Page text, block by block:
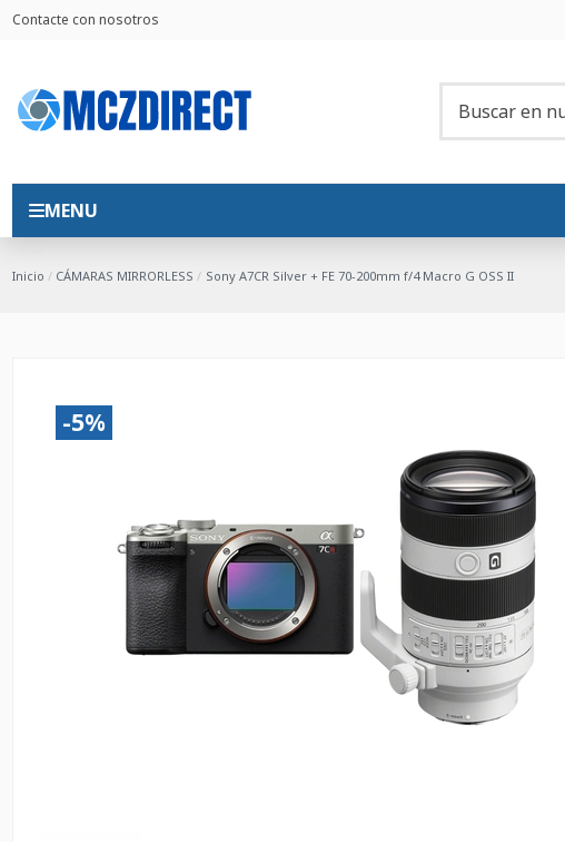
Contacte con nosotros
MENU
Inicio CÁMARAS MIRRORLESS Sony A7CR Silver + FE 70-200mm f/4 Macro G OSS II
-5%